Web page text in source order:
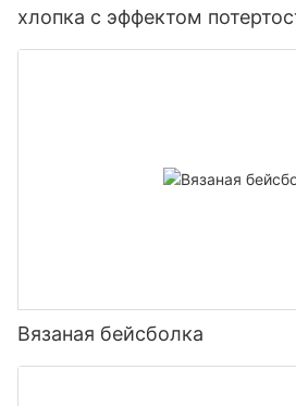
хлопка с эффектом
Вязаная бейсболка